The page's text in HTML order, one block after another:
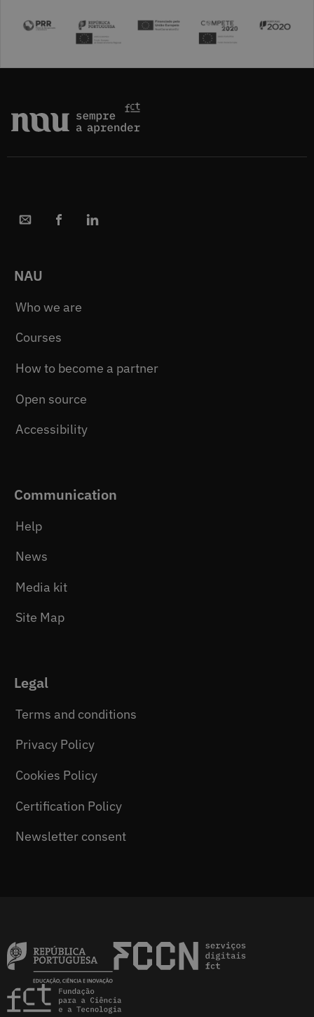
NAU
Who we are
Courses
How to become a partner
Open source
Accessibility
Communication
Help
News
Media kit
Site Map
Legal
Terms and conditions
Privacy Policy
Cookies Policy
Certification Policy
Newsletter consent